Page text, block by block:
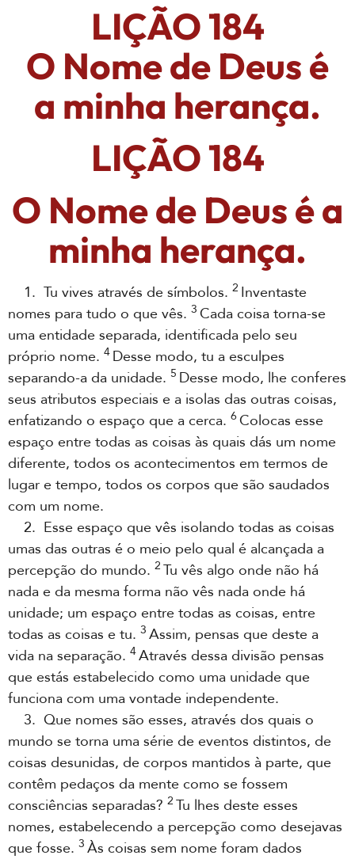
LIÇÃO 184
O Nome de Deus é
a minha herança.
LIÇÃO 184
O Nome de Deus é a
minha herança.
1. Tu vives através de símbolos. 2 Inventaste
nomes para tudo o que vês. 3 Cada coisa torna-se
uma entidade separada, identificada pelo seu
próprio nome. 4 Desse modo, tu a esculpes
separando-a da unidade. 5 Desse modo, lhe conferes
seus atributos especiais e a isolas das outras coisas,
enfatizando o espaço que a cerca. 6Colocas esse
espaço entre todas as coisas às quais dás um nome
diferente, todos os acontecimentos em termos de
lugar e tempo, todos os corpos que são saudados
com um nome.
2. Esse espaço que vês isolando todas as coisas
umas das outras é o meio pelo qual é alcançada a
percepção do mundo. 2 Tu vês algo onde não há
nada e da mesma forma não vês nada onde há
unidade; um espaço entre todas as coisas, entre
todas as coisas e tu. 3 Assim, pensas que deste a
vida na separação. 4Através dessa divisão pensas
que estás estabelecido como uma unidade que
funciona com uma vontade independente.
3. Que nomes são esses, através dos quais o
mundo se torna uma série de eventos distintos, de
coisas desunidas, de corpos mantidos à parte, que
contêm pedaços da mente como se fossem
consciências separadas? 2 Tu lhes deste esses
nomes, estabelecendo a percepção como desejavas
que fosse. 3 Às coisas sem nome foram dados